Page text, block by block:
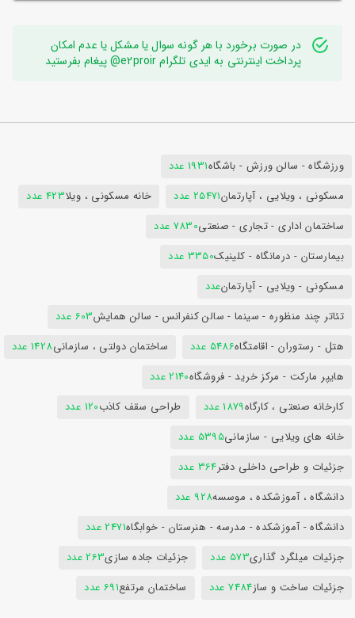
در صورت برخورد با هر گونه سوال یا مشکل یا عدم امکان
پرداخت اینترنتی به ایدی تلگرام e2proir@ پیغام بفرستید
ورزشگاه - سالن ورزش - باشگاه1931 عدد
مسکونی ، ویلایی ، آپارتمان25471 عدد خانه مسکونی ، ویلا423 عدد
ساختمان اداری - تجاری - صنعتی7830 عدد
بیمارستان - درمانگاه - کلینیک3350 عدد
مسکونی - ویلایی - آپارتمانعدد
تئاتر چند منظوره - سینما - سالن کنفرانس - سالن همایش603 عدد
هتل - رستوران - اقامتگاه5486 عدد ساختمان دولتی ، سازمانی1428 عدد
هایپر مارکت - مرکز خرید - فروشگاه2140 عدد
کارخانه صنعتی ، کارگاه1879 عدد طراحی سقف کاذب120 عدد
خانه های ویلایی - سازمانی5395 عدد
جزئیات و طراحی داخلی دفتر364 عدد
دانشگاه ، آموزشکده ، موسسه928 عدد
دانشگاه - آموزشکده - مدرسه - هنرستان - خوابگاه2471 عدد
جزئیات میلگرد گذاری573 عدد جزئیات جاده سازی263 عدد
جزئیات ساخت و ساز7484 عدد ساختمان مرتفع691 عدد